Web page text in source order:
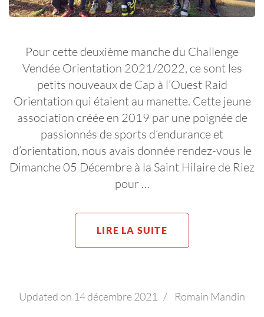
Pour cette deuxième manche du Challenge
Vendée Orientation 2021/2022, ce sont les
petits nouveaux de Cap à l’Ouest Raid
Orientation qui étaient au manette. Cette jeune
association créée en 2019 par une poignée de
passionnés de sports d’endurance et
d’orientation, nous avais donnée rendez-vous le
Dimanche 05 Décembre à la Saint Hilaire de Riez
pour …
LIRE LA SUITE
Updated on 14 décembre 2021 / Romain Mandin